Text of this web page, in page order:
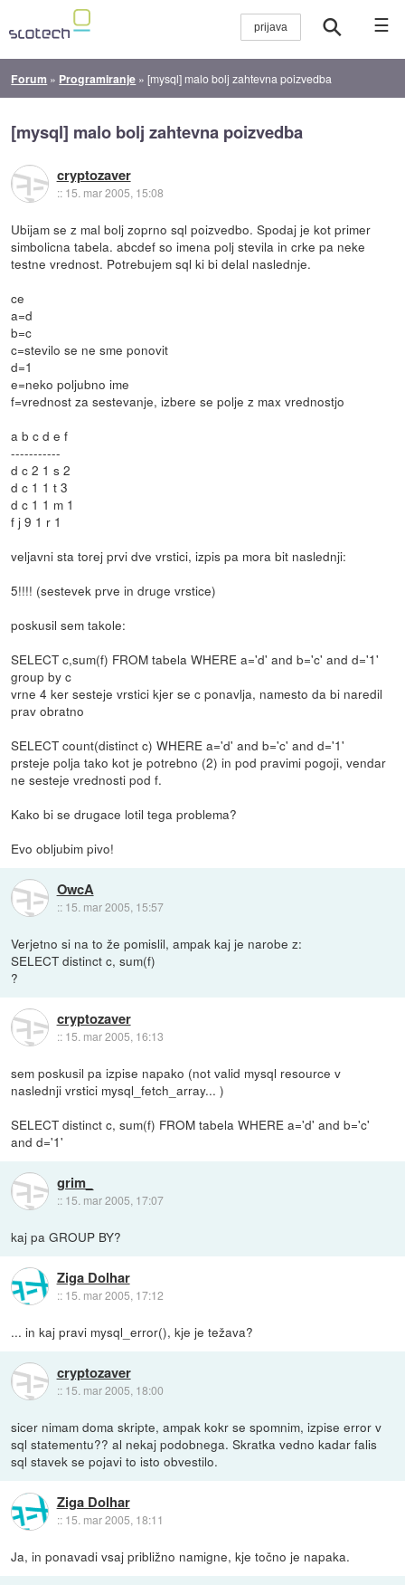
☰
Forum » Programiranje »[mysql] malo bolj zahtevna poizvedba
[mysql] malo bolj zahtevna poizvedba
cryptozaver
:: 15. mar 2005, 15:08
Ubijam se z mal bolj zoprno sql poizvedbo. Spodaj je kot primer
simbolicna tabela. abcdef so imena polj stevila in crke pa neke
testne vrednost. Potrebujem sql ki bi delal naslednje.
ce
a=d
b=c
c=stevilo se ne sme ponovit
d=1
e=neko poljubno ime
f=vrednost za sestevanje, izbere se polje z max vrednostjo
a b c d e f
-----------
d c 2 1 s 2
d c 1 1 t 3
d c 1 1 m 1
f j 9 1 r 1
veljavni sta torej prvi dve vrstici, izpis pa mora bit naslednji:
5!!!! (sestevek prve in druge vrstice)
poskusil sem takole:
SELECT c,sum(f) FROM tabela WHERE a='d' and b='c' and d='1'
group by c
vrne 4 ker sesteje vrstici kjer se c ponavlja, namesto da bi naredil
prav obratno
SELECT count(distinct c) WHERE a='d' and b='c' and d='1'
prsteje polja tako kot je potrebno (2) in pod pravimi pogoji, vendar
ne sesteje vrednosti pod f.
Kako bi se drugace lotil tega problema?
Evo obljubim pivo!
OwcA
:: 15. mar 2005, 15:57
Verjetno si na to že pomislil, ampak kaj je narobe z:
SELECT distinct c, sum(f)
?
cryptozaver
:: 15. mar 2005, 16:13
sem poskusil pa izpise napako (not valid mysql resource v
naslednji vrstici mysql_fetch_array... )
SELECT distinct c, sum(f) FROM tabela WHERE a='d' and b='c'
and d='1'
grim_
:: 15. mar 2005, 17:07
kaj pa GROUP BY?
Ziga Dolhar
:: 15. mar 2005, 17:12
... in kaj pravi mysql_error(), kje je težava?
cryptozaver
:: 15. mar 2005, 18:00
sicer nimam doma skripte, ampak kokr se spomnim, izpise error v
sql statementu?? al nekaj podobnega. Skratka vedno kadar falis
sql stavek se pojavi to isto obvestilo.
Ziga Dolhar
:: 15. mar 2005, 18:11
Ja, in ponavadi vsaj približno namigne, kje točno je napaka.